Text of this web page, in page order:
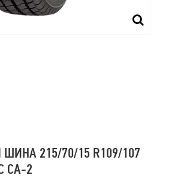
215/70/15 R109/107
CA-2